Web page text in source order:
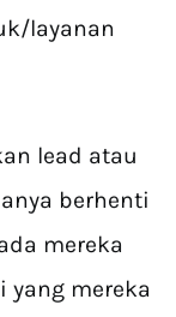
layanan
lead atau
berhenti
mereka
mereka